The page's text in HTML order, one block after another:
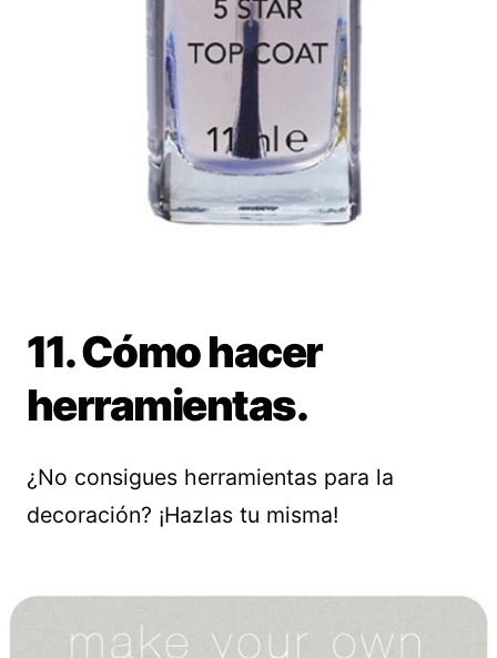
11. Cómo hacer
herramientas.
¿No consigues herramientas para la
decoración? ¡Hazlas tu misma!